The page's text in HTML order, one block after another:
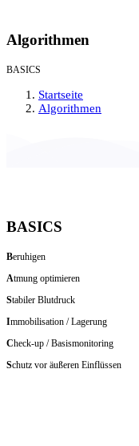
Algorithmen
BASICS
Startseite
Algorithmen
BASICS
Beruhigen
Atmung optimieren
Stabiler Blutdruck
Immobilisation / Lagerung
Check-up / Basismonitoring
Schutz vor äußeren Einflüssen